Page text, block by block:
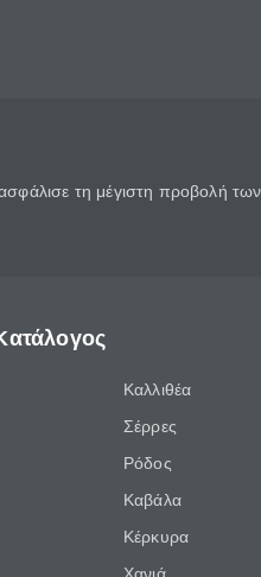
τη μέγιστη προβολή
Καλλιθέα
Σέρρες
Ρόδος
Καβάλα
Κέρκυρα